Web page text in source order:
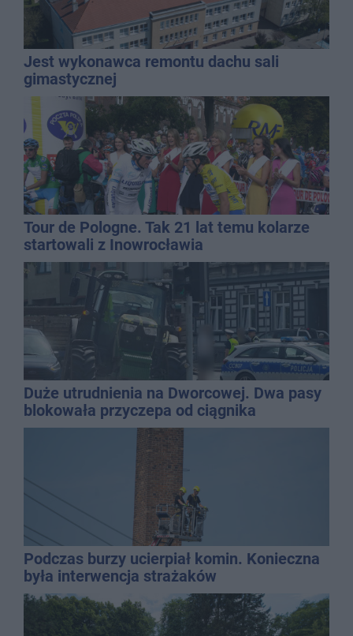
Jest wykonawca remontu dachu sali
gimastycznej
Tour de Pologne. Tak 21 lat temu kolarze
startowali z Inowrocławia
Duże utrudnienia na Dworcowej. Dwa pasy
blokowała przyczepa od ciągnika
Podczas burzy ucierpiał komin. Konieczna
była interwencja strażaków